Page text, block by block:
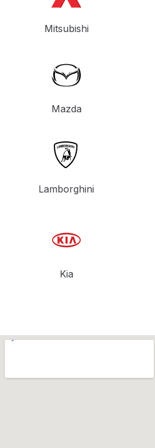
Mitsubishi
Mazda
Lamborghini
Kia